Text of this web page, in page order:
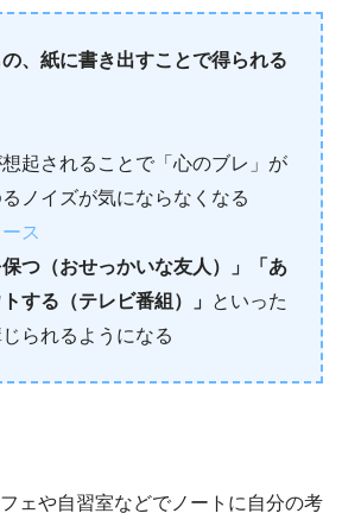
の、紙に書き出すことで得られる
起されることで「心のブレ」が
ノイズが気にならなくなる
ス
保つ（おせっかいな友人）」「あ
する（テレビ番組）」 といった
られるようになる
ェや自習室などでノートに自分の考